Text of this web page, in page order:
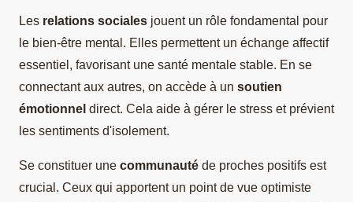
Les relations sociales jouent un rôle fondamental pour
le bien-être mental. Elles permettent un échange affectif
essentiel, favorisant une santé mentale stable. En se
connectant aux autres, on accède à un soutien
émotionnel direct. Cela aide à gérer le stress et prévient
les sentiments d'isolement.
Se constituer une communauté de proches positifs est
crucial. Ceux qui apportent un point de vue optimiste